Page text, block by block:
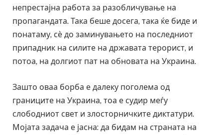
непрестајна работа за разобличување на
пропагандата. Така беше досега, така ќе биде и
понатаму, сѐ до заминувањето на последниот
припадник на силите на државата терорист, и
потоа, на долгиот пат на обновата на Украина.
Зашто оваа борба е далеку поголема од
границите на Украина, тоа е судир меѓу
слободниот свет и злосторничките диктатури.
Мојата задача е јасна: да бидам на страната на